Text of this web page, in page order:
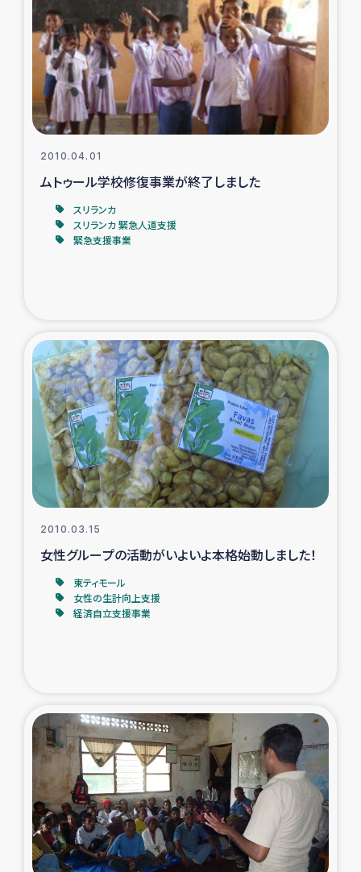
トルコ・シリア地震被災者支援
デニヤヤ小規模紅茶農家支援
コーヒー生産者支援
アイナロ県マウベシ郡でのコーヒー畑改善事業
ベイルート大規模爆発被災者支援
2010.04.01
ムトゥール学校修復事業が終了しました
スリランカ
スリランカ 緊急人道支援
緊急支援事業
2010.03.15
女性グループの活動がいよいよ本格始動しました！
東ティモール
女性の生計向上支援
経済自立支援事業